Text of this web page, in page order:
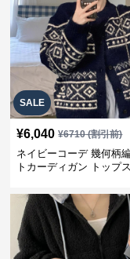
SALE
¥6,040 ¥6710(割引前)
ネイビーコーデ 幾何柄
トカーディガン トップ